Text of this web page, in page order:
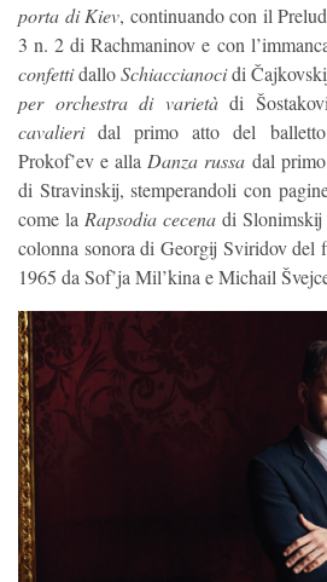
porta di Kiev, continuando con il
3 n. 2 di Rachmaninov e con
confettidalloSchiaccianocidi
per orchestra di varietàdi
cavalieridal primo atto del balletto
Prokof’ev e alla Danza russa dal
di Stravinskij, stemperandoli con
come la Rapsodia cecenadi Slonimskij
colonna sonora di Georgij Sviridov del
1965 da Sof’ja Mil’kina e Michail